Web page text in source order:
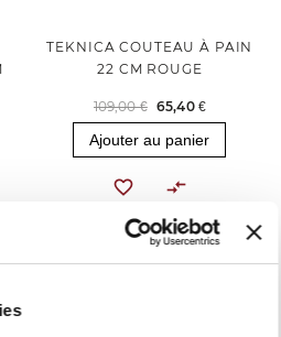
TEKNICA COUTEAU À PAIN
22 CM ROUGE
109,00 € 65,40 €
Ajouter au panier